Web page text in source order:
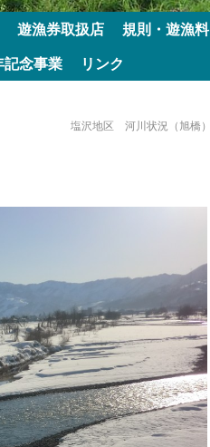
遊漁券取扱店 規則・遊漁料
念事業 リンク
塩沢地区 河川状況（旭橋）